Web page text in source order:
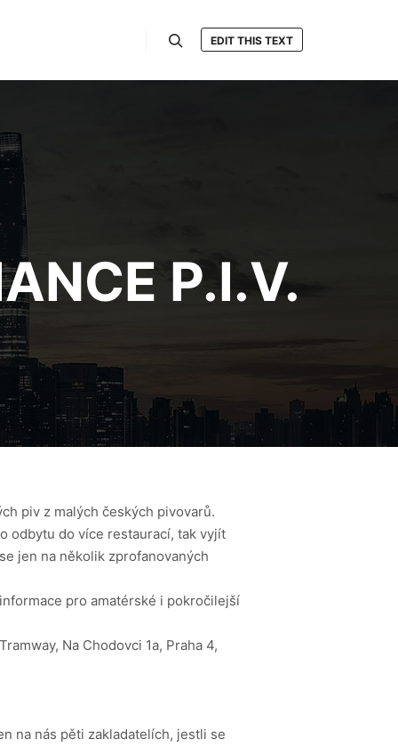
EDIT THIS TEXT
P.I.V.
piv z malých českých pivovarů.
odbytu do více restaurací, tak vyjít
jen na několik zprofanovaných
pro amatérské i pokročilejší
Na Chodovci 1a, Praha 4,
na nás pěti zakladatelích, jestli se